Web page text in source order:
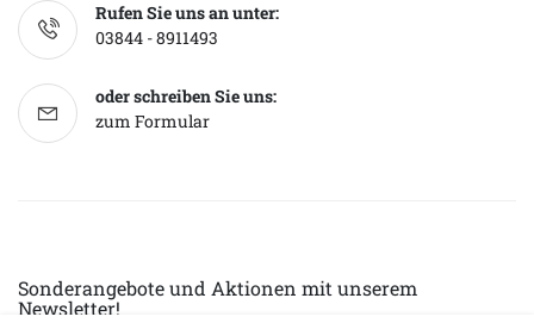
Rufen Sie uns an unter:
03844 - 8911493
oder schreiben Sie uns:
zum Formular
Sonderangebote und Aktionen mit unserem
Newsletter!